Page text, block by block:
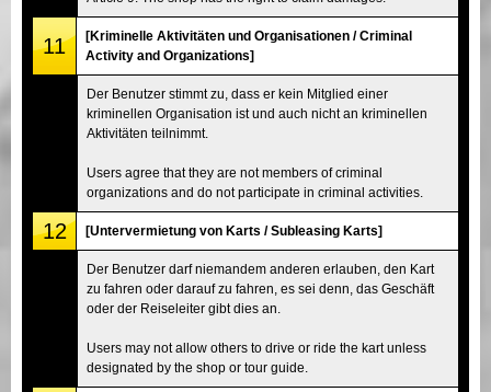
11
[Kriminelle Aktivitäten und Organisationen / Criminal
Activity and Organizations]
Der Benutzer stimmt zu, dass er kein Mitglied einer
kriminellen Organisation ist und auch nicht an kriminellen
Aktivitäten teilnimmt.
Users agree that they are not members of criminal
organizations and do not participate in criminal activities.
12 [Untervermietung von Karts / Subleasing Karts]
Der Benutzer darf niemandem anderen erlauben, den Kart
zu fahren oder darauf zu fahren, es sei denn, das Geschäft
oder der Reiseleiter gibt dies an.
Users may not allow others to drive or ride the kart unless
designated by the shop or tour guide.